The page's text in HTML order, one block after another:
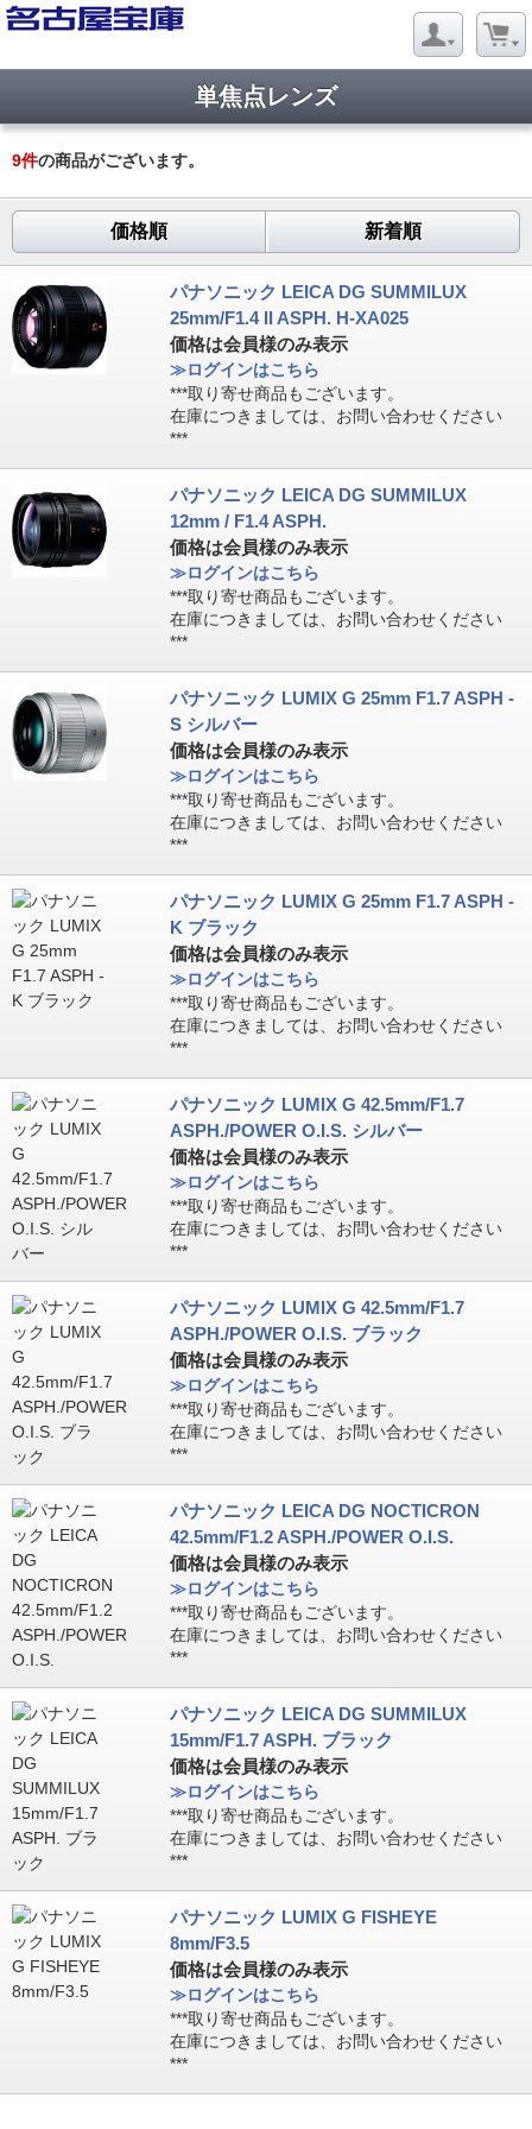
単焦点レンズ
9件の商品がございます。
価格順 新着順
パナソニック LEICA DG SUMMILUX
25mm/F1.4 II ASPH. H-XA025
価格は会員様のみ表示
≫ログインはこちら
***取り寄せ商品もございます。
在庫につきましては、お問い合わせください
***
パナソニック LEICA DG SUMMILUX
12mm / F1.4 ASPH.
価格は会員様のみ表示
≫ログインはこちら
***取り寄せ商品もございます。
在庫につきましては、お問い合わせください
***
パナソニック LUMIX G 25mm F1.7 ASPH -
S シルバー
価格は会員様のみ表示
≫ログインはこちら
***取り寄せ商品もございます。
在庫につきましては、お問い合わせください
***
パナソニック LUMIX G 25mm F1.7 ASPH -
K ブラック
価格は会員様のみ表示
≫ログインはこちら
***取り寄せ商品もございます。
在庫につきましては、お問い合わせください
***
パナソニック LUMIX G 42.5mm/F1.7
ASPH./POWER O.I.S. シルバー
価格は会員様のみ表示
≫ログインはこちら
***取り寄せ商品もございます。
在庫につきましては、お問い合わせください
***
パナソニック LUMIX G 42.5mm/F1.7
ASPH./POWER O.I.S. ブラック
価格は会員様のみ表示
≫ログインはこちら
***取り寄せ商品もございます。
在庫につきましては、お問い合わせください
***
パナソニック LEICA DG NOCTICRON
42.5mm/F1.2 ASPH./POWER O.I.S.
価格は会員様のみ表示
≫ログインはこちら
***取り寄せ商品もございます。
在庫につきましては、お問い合わせください
***
パナソニック LEICA DG SUMMILUX
15mm/F1.7 ASPH. ブラック
価格は会員様のみ表示
≫ログインはこちら
***取り寄せ商品もございます。
在庫につきましては、お問い合わせください
***
パナソニック LUMIX G FISHEYE
8mm/F3.5
価格は会員様のみ表示
≫ログインはこちら
***取り寄せ商品もございます。
在庫につきましては、お問い合わせください
***